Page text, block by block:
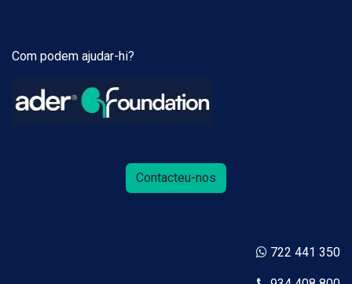
Com podem ajudar-hi?
Contacteu-nos
722 441 350